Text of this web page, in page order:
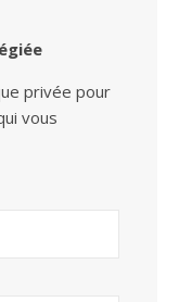
privée pour
vous